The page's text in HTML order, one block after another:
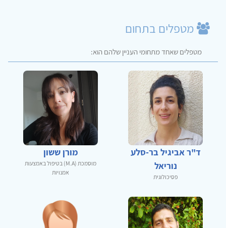
מטפלים בתחום
מטפלים שאחד מתחומי העניין שלהם הוא:
ד"ר אביגיל בר-סלע
נוריאל
פסיכולוגית
מורן ששון
מוסמכת (M.A) בטיפול באמצעות
אמנויות